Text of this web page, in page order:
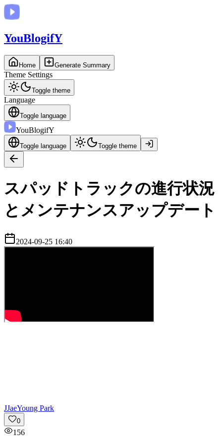
YouBlogifY
Home Generate Summary
Theme Settings
Toggle theme
Language
Toggle language
YouBlogifY
Toggle language Toggle theme
スパッドトラックの進行状況
とメンテナンスアップデート
2024-09-25 16:40
JJaeYoung Park
0
156